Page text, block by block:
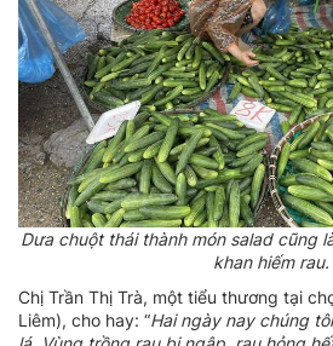
Dưa chuột thái thành món salad cũng
khan hiếm rau.
Chị Trần Thị Trà, một tiểu thương tại
Liêm), cho hay: “Hai ngày nay chúng